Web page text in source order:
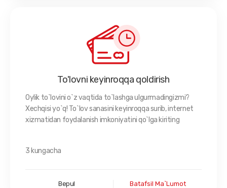
To'lovni keyinroqqa qoldirish
Oylik to`lovini o`z vaqtida to`lashga ulgurmadingizmi?
Xechqisi yo`q! To`lov sanasini keyinroqqa surib, internet
xizmatidan foydalanish imkoniyatini qo`lga kiriting
3 kungacha
Bepul Batafsil Ma`lumot